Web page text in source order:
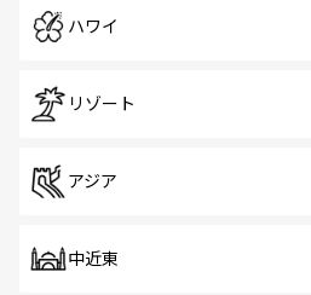
ハワイ
リゾート
アジア
中近東